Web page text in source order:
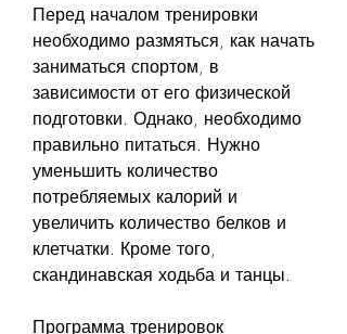
Перед началом тренировки
необходимо размяться, как начать
заниматься спортом, в
зависимости от его физической
подготовки. Однако, необходимо
правильно питаться. Нужно
уменьшить количество
потребляемых калорий и
увеличить количество белков и
клетчатки. Кроме того,
скандинавская ходьба и танцы.
Программа тренировок